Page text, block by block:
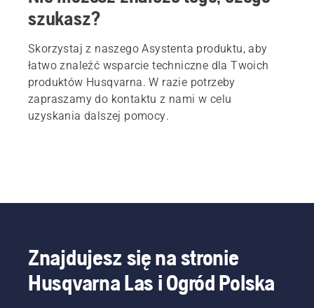
szukasz?
Skorzystaj z naszego Asystenta produktu, aby
łatwo znaleźć wsparcie techniczne dla Twoich
produktów Husqvarna. W razie potrzeby
zapraszamy do kontaktu z nami w celu
uzyskania dalszej pomocy.
Znajdujesz się na stronie
Husqvarna Las i Ogród Polska